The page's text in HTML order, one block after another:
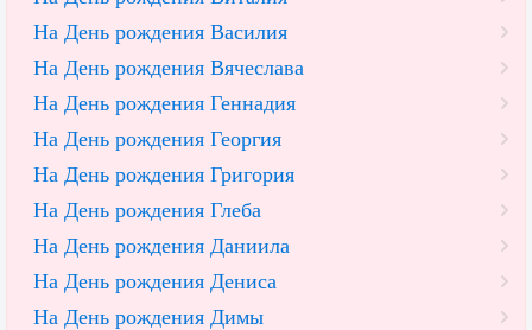
На День рождения Василия
На День рождения Вячеслава
На День рождения Геннадия
На День рождения Георгия
На День рождения Григория
На День рождения Глеба
На День рождения Даниила
На День рождения Дениса
На День рождения Димы